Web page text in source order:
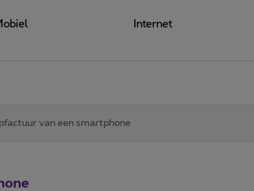
Internet
van een smartphone